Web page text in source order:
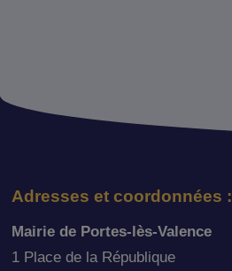
Adresses et coordonnées :
Mairie de Portes-lès-Valence
1 Place de la République